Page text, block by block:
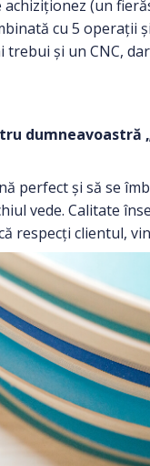
achiziționez (un
cu 5 operații
trebui și un CNC,
dumneavoastră
perfect și să se
vede. Calitate
respecți clientul,